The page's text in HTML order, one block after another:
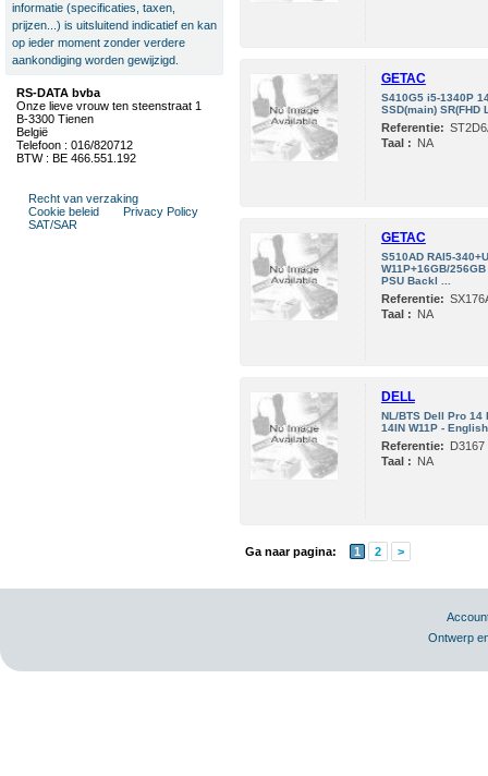
informatie (specificaties, taxen,
prijzen...) is uitsluitend indicatief en kan
op ieder moment zonder verdere
aankondiging worden gewijzigd.
RS-DATA bvba
Onze lieve vrouw ten steenstraat 1
B-3300 Tienen
België
Telefoon : 016/820712
BTW : BE 466.551.192
Recht van verzaking
Cookie beleid
Privacy Policy
SAT/SAR
GETAC
S410G5 i5-1340P
SSD(main) SR(FHD
Referentie:
Taal : NA
GETAC
S510AD RAI5-
W11P+16GB/
PSU Backl ...
Referentie:
Taal : NA
DELL
NL/BTS Dell Pro 14
14IN W11P -
Referentie: D3167
Taal : NA
Ga naar pagina: 1 2 >
Ontwerp